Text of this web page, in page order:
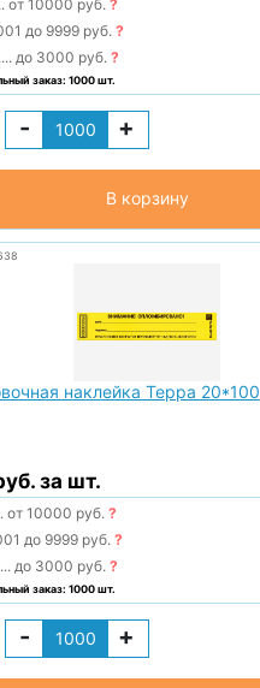
от 10000 руб.?
до 9999 руб.?
до 3000 руб.?
заказ: 1000 шт.
- +
В корзину
наклейка Терра 20*100
за шт.
от 10000 руб.?
до 9999 руб.?
до 3000 руб.?
заказ: 1000 шт.
- +